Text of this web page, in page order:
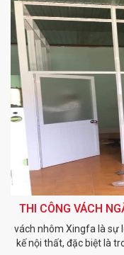
THI CÔNG VÁCH
vách nhôm Xingfa là sự
kế nội thất, đặc biệt là